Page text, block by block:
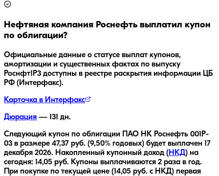
Нефтяная компания Роснефть выплатил купон
по облигации?
Официальные данные о статусе выплат купонов,
амортизации и существенных фактах по выпуску
Роснфт1P3 доступны в реестре раскрытия информации ЦБ
РФ (Интерфакс).
Карточка в Интерфакс
Дюрация — 131 дн.
Следующий купон по облигации ПАО НК Роснефть 001P-
03 в размере 47,37 руб. (9,50% годовых) будет выплачен 17
декабря 2026. Накопленный купонный доход (НКД) на
сегодня: 14,05 руб. Купоны выплачиваются 2 раза в год.
При покупке по текущей цене (14,05 руб. с НКД) первая